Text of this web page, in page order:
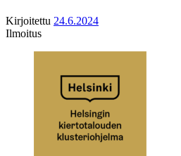
Kirjoitettu 24.6.2024
Ilmoitus